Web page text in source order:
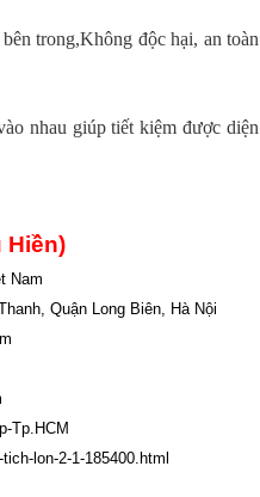
trong,Không độc hại, an toàn
nhau giúp tiết kiệm được diện
Hiền)
Nam
Quận Long Biên, Hà Nội
Tp.HCM
lon-2-1-185400.html